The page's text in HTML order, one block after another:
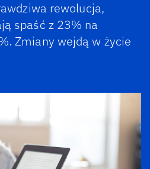
rewolucja,
spaść z 23% na
Zmiany wejdą w życie